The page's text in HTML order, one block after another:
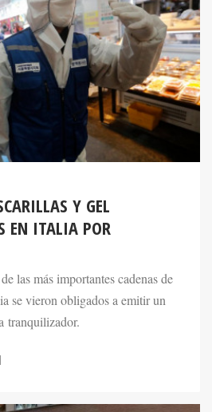
Y GEL
EN ITALIA POR
las más importantes cadenas de
se vieron obligados a emitir un
tranquilizador.